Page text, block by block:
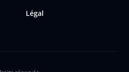
Légal